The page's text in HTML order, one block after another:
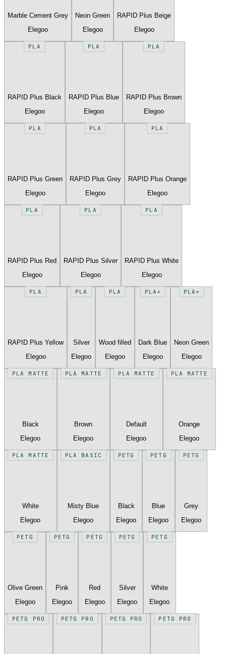
Marble Cement Grey
Elegoo
Neon Green
Elegoo
RAPID Plus Beige
Elegoo
PLA
RAPID Plus Black
Elegoo
PLA
RAPID Plus Blue
Elegoo
PLA
RAPID Plus Brown
Elegoo
PLA
RAPID Plus Green
Elegoo
PLA
RAPID Plus Grey
Elegoo
PLA
RAPID Plus Orange
Elegoo
PLA
RAPID Plus Red
Elegoo
PLA
RAPID Plus Silver
Elegoo
PLA
RAPID Plus White
Elegoo
PLA
RAPID Plus Yellow
Elegoo
PLA
Silver
Elegoo
PLA
Wood filled
Elegoo
PLA+
Dark Blue
Elegoo
PLA+
Neon Green
Elegoo
PLA MATTE
Black
Elegoo
PLA MATTE
Brown
Elegoo
PLA MATTE
Default
Elegoo
PLA MATTE
Orange
Elegoo
PLA MATTE
White
Elegoo
PLA BASIC
Misty Blue
Elegoo
PETG
Black
Elegoo
PETG
Blue
Elegoo
PETG
Grey
Elegoo
PETG
Olive Green
Elegoo
PETG
Pink
Elegoo
PETG
Red
Elegoo
PETG
Silver
Elegoo
PETG
White
Elegoo
PETG PRO PETG PRO PETG PRO PETG PRO